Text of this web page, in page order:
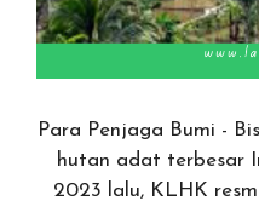
Para Penjaga Bumi -
hutan adat terbesar
2023 lalu, KLHK